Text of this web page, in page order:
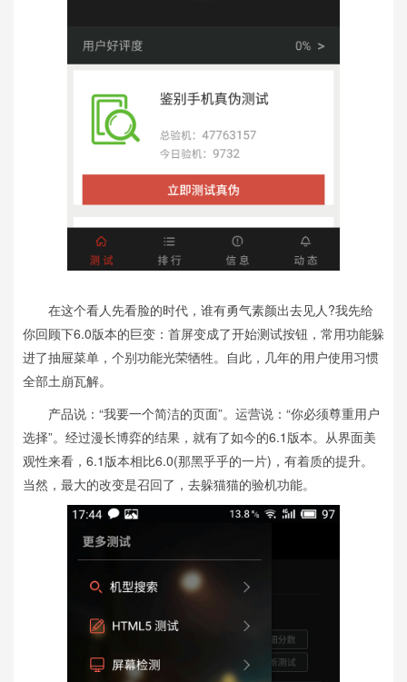
在这个看人先看脸的时代，谁有勇气素颜出去见人?我先给
你回顾下6.0版本的巨变：首屏变成了开始测试按钮，常用功能躲
进了抽屉菜单，个别功能光荣牺牲。自此，几年的用户使用习惯
全部土崩瓦解。
产品说：“我要一个简洁的页面”。运营说：“你必须尊重用户
选择”。经过漫长博弈的结果，就有了如今的6.1版本。从界面美
观性来看，6.1版本相比6.0(那黑乎乎的一片)，有着质的提升。
当然，最大的改变是召回了，去躲猫猫的验机功能。